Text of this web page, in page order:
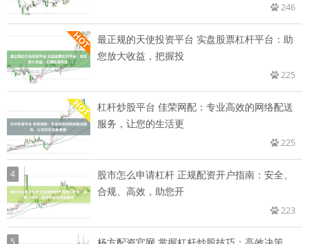
246
最正规的天使投资平台 实盘股票杠杆平台：助
您放大收益，把握投
225
杠杆炒股平台 佳荣网配：专业高效的网络配送
服务，让您的生活更
225
4
股市怎么申请杠杆 正规配资开户指南：安全、
合规、高效，助您开
223